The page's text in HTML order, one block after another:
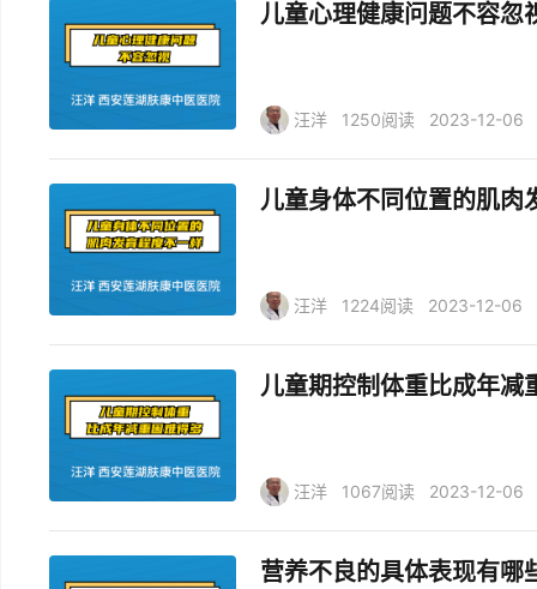
儿童心理健康问题不容忽
汪洋 1250阅读 2023-12-06
儿童身体不同位置的肌肉
汪洋 1224阅读 2023-12-06
儿童期控制体重比成年减
汪洋 1067阅读 2023-12-06
营养不良的具体表现有哪